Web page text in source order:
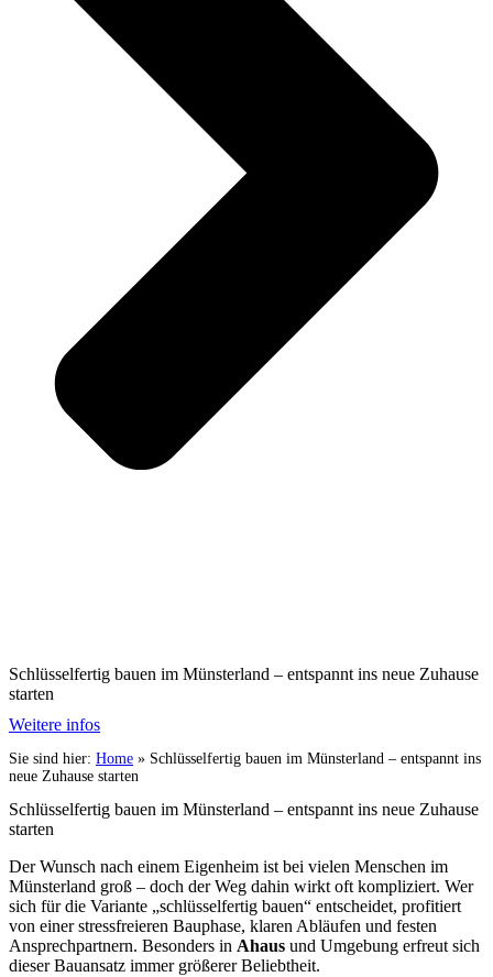
Schlüsselfertig bauen im Münsterland – entspannt ins neue Zuhause
starten
Weitere infos
Sie sind hier: Home » Schlüsselfertig bauen im Münsterland – entspannt ins
neue Zuhause starten
Schlüsselfertig bauen im Münsterland – entspannt ins neue Zuhause
starten
Der Wunsch nach einem Eigenheim ist bei vielen Menschen im
Münsterland groß – doch der Weg dahin wirkt oft kompliziert. Wer
sich für die Variante „schlüsselfertig bauen“ entscheidet, profitiert
von einer stressfreieren Bauphase, klaren Abläufen und festen
Ansprechpartnern. Besonders in Ahaus und Umgebung erfreut sich
dieser Bauansatz immer größerer Beliebtheit.